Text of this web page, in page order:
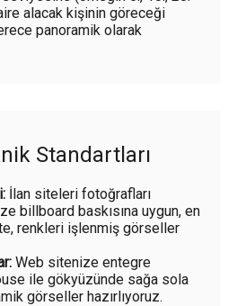
alacak kişinin göreceği
panoramik olarak
Standartları
İlan siteleri fotoğrafları
billboard baskısına uygun, en
renkleri işlenmiş görseller
Web sitenize entegre
ile gökyüzünde sağa sola
görseller hazırlıyoruz.